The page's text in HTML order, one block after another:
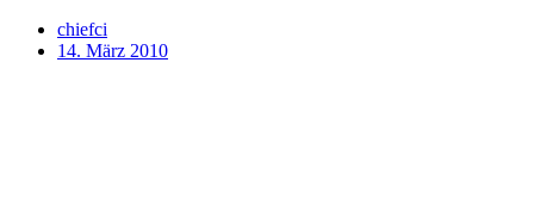
chiefci
14. März 2010